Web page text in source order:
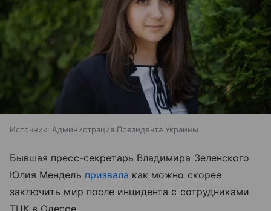
Источник: Администрация Президента Украины
Бывшая пресс-секретарь Владимира Зеленского
Юлия Мендель призвала как можно скорее
заключить мир после инцидента с сотрудниками
ТЦК в Одессе.